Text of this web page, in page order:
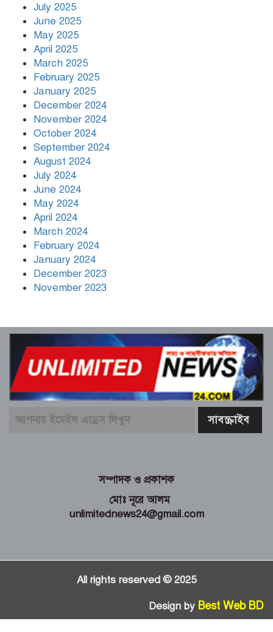
July 2025
June 2025
May 2025
April 2025
March 2025
February 2025
January 2025
December 2024
November 2024
October 2024
September 2024
August 2024
July 2024
June 2024
May 2024
April 2024
March 2024
February 2024
January 2024
December 2023
November 2023
সম্পাদক ও প্রকাশক
মোঃ নূরে আলম
unlimitednews24@gmail.com
All rights reserved © 2025
Design by Best Web BD